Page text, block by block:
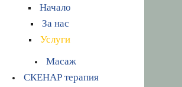
Начало
За нас
Услуги
Масаж
СКЕНАР терапия